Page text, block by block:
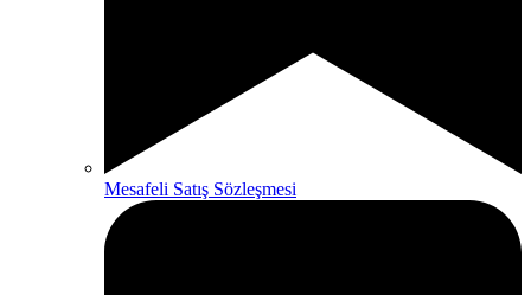
Mesafeli Satış Sözleşmesi